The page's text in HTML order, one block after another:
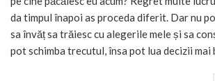
da timpul înapoi as proceda diferit. Dar nu
sa învăț sa trăiesc cu alegerile mele și sa
pot schimba trecutul, însa pot lua decizii mai